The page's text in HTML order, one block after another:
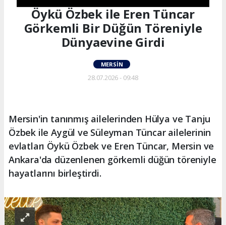
Öykü Özbek ile Eren Tüncar
Görkemli Bir Düğün Töreniyle
Dünyaevine Girdi
MERSIN
28.07.2026 - 09:48
Mersin'in tanınmış ailelerinden Hülya ve Tanju
Özbek ile Aygül ve Süleyman Tüncar ailelerinin
evlatları Öykü Özbek ve Eren Tüncar, Mersin ve
Ankara'da düzenlenen görkemli düğün töreniyle
hayatlarını birleştirdi.